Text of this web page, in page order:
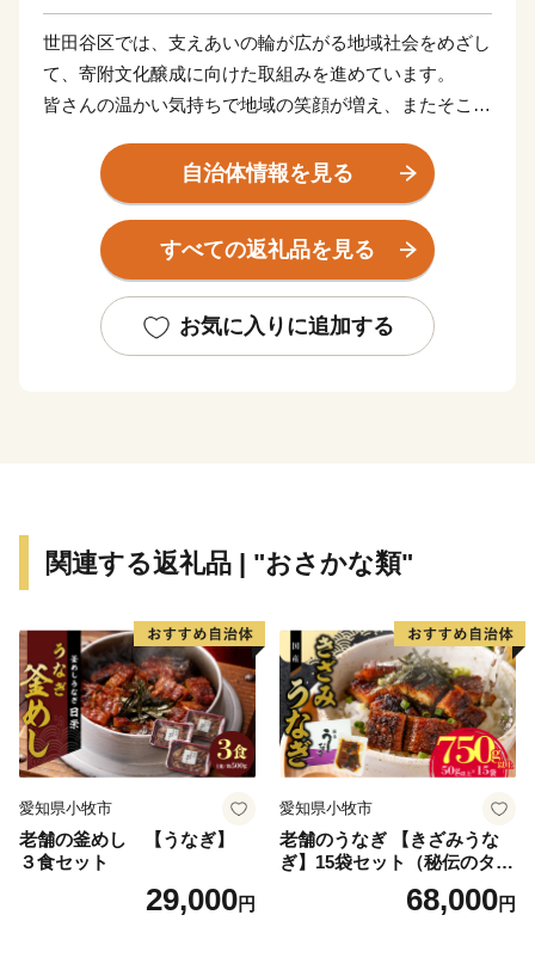
世田谷区では、支えあいの輪が広がる地域社会をめざし
て、寄附文化醸成に向けた取組みを進めています。
皆さんの温かい気持ちで地域の笑顔が増え、またそこか
ています。
ふるさと納税制度は、「生まれ育ったふるさとに貢献で
きる制度」、「自分の意思で応援したい自治体を選ぶこ
るさと納税ポータルサイト」より）。
頂いた寄附によって、子育てを支える、みどりを守る、
繋がり、地域に幸せの輪を広げることができます。
心に寄附先を選んでいただいています。皆さまに、興味
のある取組みを選んでいただき、その善意が積み重なっ
て、取組みが進み、世田谷のまち全体が豊かになってい
く。そんな素敵な未来につながるよう、ふるさと納税制
度を活用し、よりよいまちづくりを進めます。
皆さんの善意で地域に幸せの輪を広げることができるよ
う、ご支援をお願いします。
自治体情報を見る
すべての返礼品を見る
お気に入りに追加する
関連する返礼品 | "おさかな類"
愛知県小牧市
老舗の釜めし 【うなぎ】
３食セット
29,000円
愛知県小牧市
老舗のうなぎ 【きざみうな
ぎ】15袋セット（秘伝のタレ
68,000円